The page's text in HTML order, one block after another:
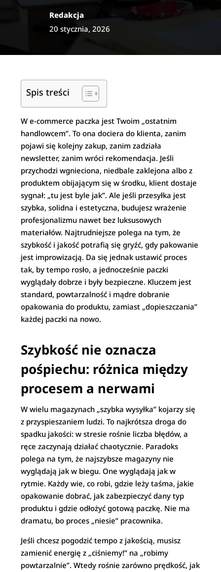
Redakcja
20 stycznia, 2026
Spis treści
W e-commerce paczka jest Twoim „ostatnim
handlowcem”. To ona dociera do klienta, zanim
pojawi się kolejny zakup, zanim zadziała
newsletter, zanim wróci rekomendacja. Jeśli
przychodzi wgnieciona, niedbale zaklejona albo z
produktem obijającym się w środku, klient dostaje
sygnał: „tu jest byle jak”. Ale jeśli przesyłka jest
szybka, solidna i estetyczna, budujesz wrażenie
profesjonalizmu nawet bez luksusowych
materiałów. Najtrudniejsze polega na tym, że
szybkość i jakość potrafią się gryźć, gdy pakowanie
jest improwizacją. Da się jednak ustawić proces
tak, by tempo rosło, a jednocześnie paczki
wyglądały dobrze i były bezpieczne. Kluczem jest
standard, powtarzalność i mądre dobranie
opakowania do produktu, zamiast „dopieszczania”
każdej paczki na nowo.
Szybkość nie oznacza
pośpiechu: różnica między
procesem a nerwami
W wielu magazynach „szybka wysyłka” kojarzy się
z przyspieszaniem ludzi. To najkrótsza droga do
spadku jakości: w stresie rośnie liczba błędów, a
ręce zaczynają działać chaotycznie. Paradoks
polega na tym, że najszybsze magazyny nie
wyglądają jak w biegu. One wyglądają jak w
rytmie. Każdy wie, co robi, gdzie leży taśma, jakie
opakowanie dobrać, jak zabezpieczyć dany typ
produktu i gdzie odłożyć gotową paczkę. Nie ma
dramatu, bo proces „niesie” pracownika.
Jeśli chcesz pogodzić tempo z jakością, musisz
zamienić energię z „ciśniemy!” na „robimy
powtarzalnie”. Wtedy rośnie zarówno prędkość, jak